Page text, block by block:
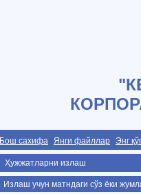
Бош сахифа Янги файллар Энг
Ҳужжатларни излаш
Излаш учун матндаги сўз ёки